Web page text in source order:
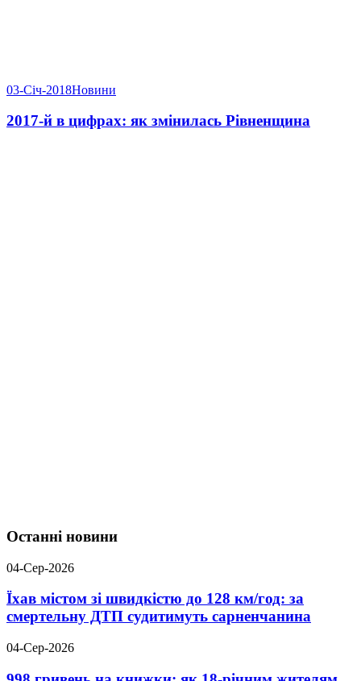
03-Січ-2018Новини
2017-й в цифрах: як змінилась Рівненщина
Останні новини
04-Сер-2026
Їхав містом зі швидкістю до 128 км/год: за
смертельну ДТП судитимуть сарненчанина
04-Сер-2026